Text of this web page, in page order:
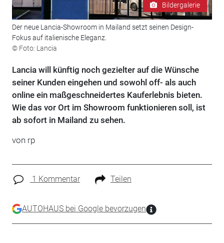
Bildergalerie
Der neue Lancia-Showroom in Mailand setzt seinen Design-
Fokus auf italienische Eleganz.
© Foto: Lancia
Lancia will künftig noch gezielter auf die Wünsche
seiner Kunden eingehen und sowohl off- als auch
online ein maßgeschneidertes Kauferlebnis bieten.
Wie das vor Ort im Showroom funktionieren soll, ist
ab sofort in Mailand zu sehen.
von rp
1 Kommentar Teilen
AUTOHAUS bei Google bevorzugen